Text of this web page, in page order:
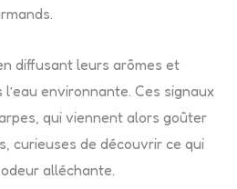
diffusant leurs arômes et
environnante. Ces signaux
qui viennent alors goûter
curieuses de découvrir ce qui
alléchante.